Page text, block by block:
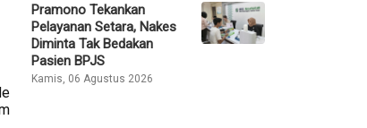
Pramono Tekankan
Pelayanan Setara, Nakes
Diminta Tak Bedakan
Pasien BPJS
Kamis, 06 Agustus 2026